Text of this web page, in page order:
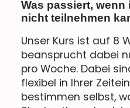
Was passiert, wenn
nicht teilnehmen
Unser Kurs ist auf 8
beansprucht dabei
pro Woche. Dabei
flexibel in Ihrer
bestimmen selbst,